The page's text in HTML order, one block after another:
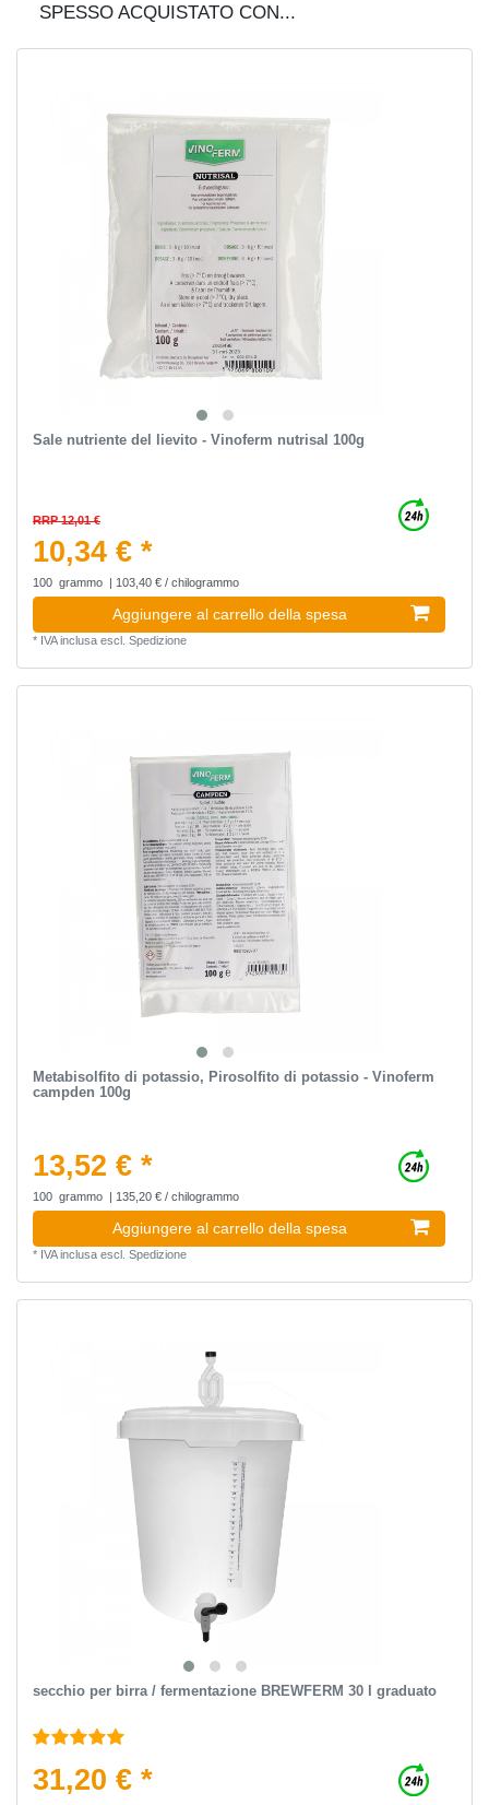
SPESSO ACQUISTATO CON...
Sale nutriente del lievito - Vinoferm nutrisal 100g
RRP 12,01 €
10,34 € *
100 grammo | 103,40 € / chilogrammo
Aggiungere al carrello della spesa
* IVA inclusaescl. Spedizione
Metabisolfito di potassio, Pirosolfito di potassio - Vinoferm
campden 100g
13,52 € *
100 grammo | 135,20 € / chilogrammo
Aggiungere al carrello della spesa
* IVA inclusaescl. Spedizione
secchio per birra / fermentazione BREWFERM 30 l graduato
31,20 € *